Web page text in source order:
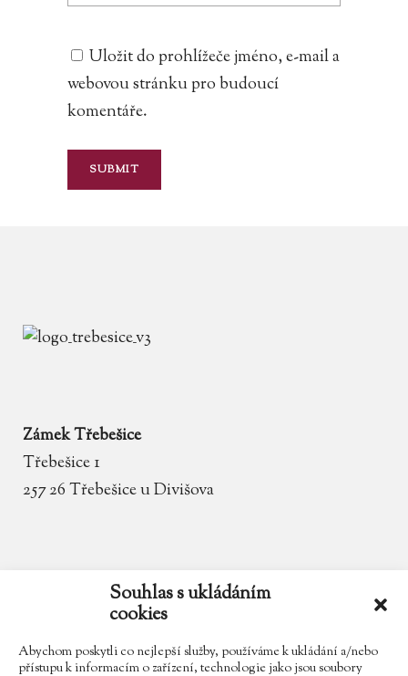
Souhlas s ukládáním
cookies
Abychom poskytli co nejlepší služby, používáme k ukládání a/nebo
přístupu k informacím o zařízení, technologie jako jsou soubory
Uložit do prohlížeče jméno, e-mail a
webovou stránku pro budoucí
komentáře.
Zámek Třebešice
Třebešice 1
257 26 Třebešice u Divišova
zamek.trebesice@volny.cz
602 354 467